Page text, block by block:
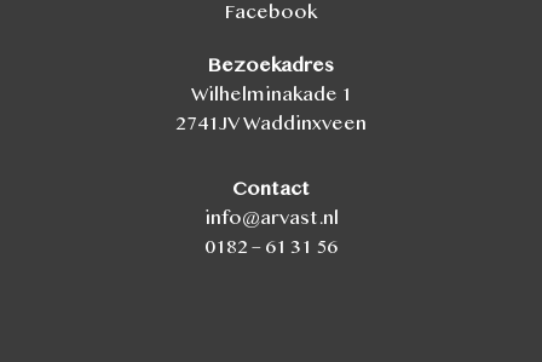
Facebook
Bezoekadres
Wilhelminakade 1
2741JV Waddinxveen
Contact
info@arvast.nl
0182 – 61 31 56